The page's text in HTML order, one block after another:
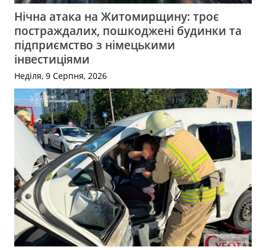
Нічна атака на Житомирщину: троє
постраждалих, пошкоджені будинки та
підприємство з німецькими
інвестиціями
Неділя, 9 Серпня, 2026